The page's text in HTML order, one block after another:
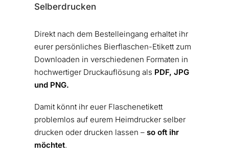
Selberdrucken
Direkt nach dem Bestelleingang erhaltet ihr
eurer persönliches Bierflaschen-Etikett zum
Downloaden in verschiedenen Formaten in
hochwertiger Druckauflösung als PDF, JPG
und PNG.
Damit könnt ihr euer Flaschenetikett
problemlos auf eurem Heimdrucker selber
drucken oder drucken lassen – so oft ihr
möchtet.